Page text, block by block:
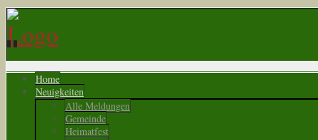
Home
Neuigkeiten
Alle Meldungen
Gemeinde
Heimatfest